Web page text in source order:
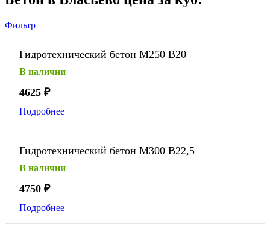
Фильтр
Гидротехнический бетон М250 В20
В наличии
4625 ₽
Подробнее
Гидротехнический бетон М300 В22,5
В наличии
4750 ₽
Подробнее